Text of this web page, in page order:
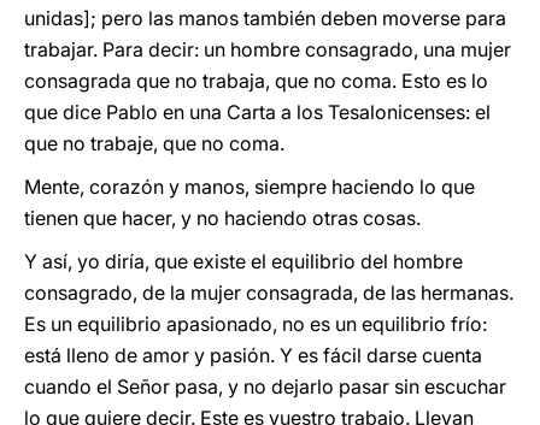
unidas]; pero las manos también deben moverse para
trabajar. Para decir: un hombre consagrado, una mujer
consagrada que no trabaja, que no coma. Esto es lo
que dice Pablo en una Carta a los Tesalonicenses: el
que no trabaje, que no coma.
Mente, corazón y manos, siempre haciendo lo que
tienen que hacer, y no haciendo otras cosas.
Y así, yo diría, que existe el equilibrio del hombre
consagrado, de la mujer consagrada, de las hermanas.
Es un equilibrio apasionado, no es un equilibrio frío:
está lleno de amor y pasión. Y es fácil darse cuenta
cuando el Señor pasa, y no dejarlo pasar sin escuchar
lo que quiere decir. Este es vuestro trabajo. Llevan